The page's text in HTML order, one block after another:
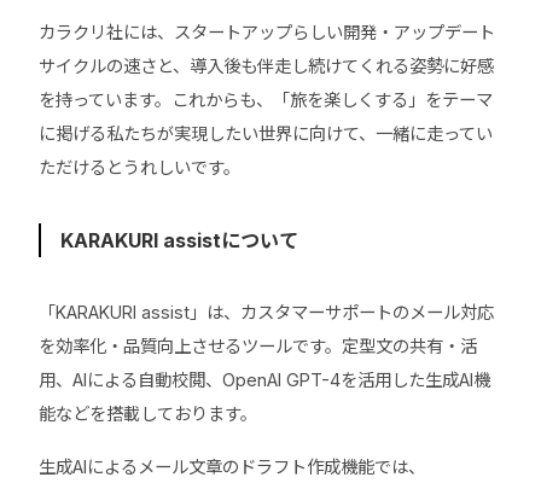
カラクリ社には、スタートアップらしい開発・アップデート
サイクルの速さと、導入後も伴走し続けてくれる姿勢に好感
を持っています。これからも、「旅を楽しくする」をテーマ
に掲げる私たちが実現したい世界に向けて、一緒に走ってい
ただけるとうれしいです。
KARAKURI assistについて
「KARAKURI assist」は、カスタマーサポートのメール対応
を効率化・品質向上させるツールです。定型文の共有・活
用、AIによる自動校閲、OpenAI GPT-4を活用した生成AI機
能などを搭載しております。
生成AIによるメール文章のドラフト作成機能では、